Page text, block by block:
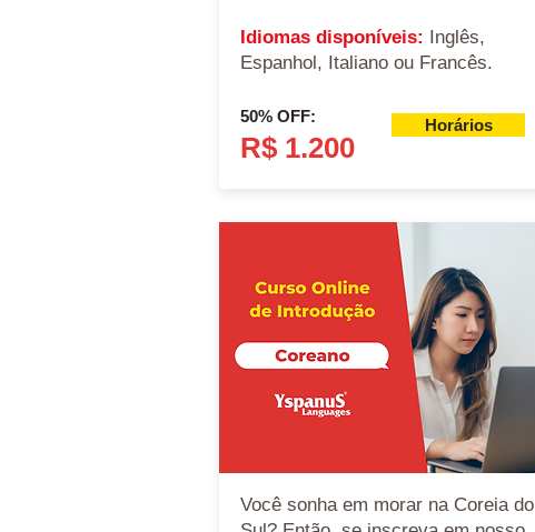
Idiomas disponíveis: Inglês,
Espanhol, Italiano ou Francês.
50% OFF:
R$ 1.200
Horários
Você sonha em morar na Coreia do